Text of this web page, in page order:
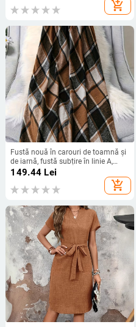
add_shopping_cart
Fustă nouă în carouri de toamnă și
de iarnă, fustă subțire în linie A,
fustă mare cu leagăn, umbrelă
149.44 Lei
add_shopping_cart